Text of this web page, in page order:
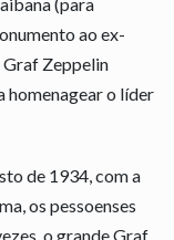
ao ex-
Graf Zeppelin
homenagear o líder
de 1934, com a
os pessoenses
o grande Graf